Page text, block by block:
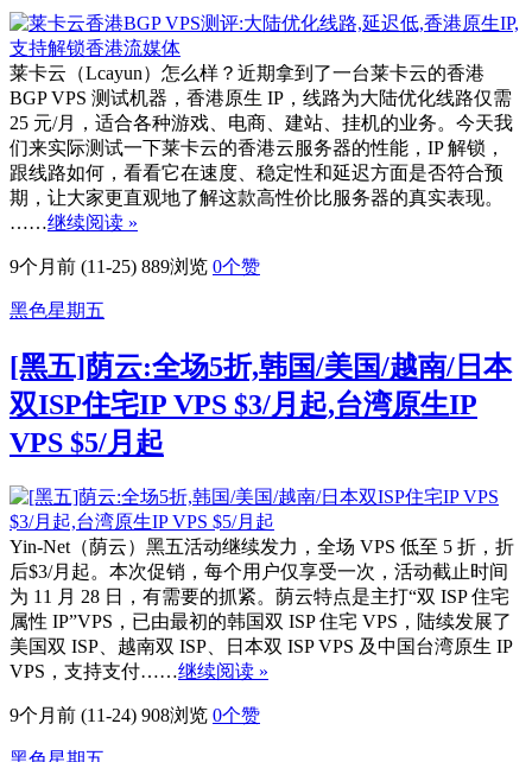
莱卡云（Lcayun）怎么样？近期拿到了一台莱卡云的香港
BGP VPS 测试机器，香港原生 IP，线路为大陆优化线路仅需
25 元/月，适合各种游戏、电商、建站、挂机的业务。今天我
们来实际测试一下莱卡云的香港云服务器的性能，IP 解锁，
跟线路如何，看看它在速度、稳定性和延迟方面是否符合预
期，让大家更直观地了解这款高性价比服务器的真实表现。
……继续阅读 »
9个月前 (11-25) 889浏览 0个赞
黑色星期五
[黑五]荫云:全场5折,韩国/美国/越南/日本
双ISP住宅IP VPS $3/月起,台湾原生IP
VPS $5/月起
Yin-Net（荫云）黑五活动继续发力，全场 VPS 低至 5 折，折
后$3/月起。本次促销，每个用户仅享受一次，活动截止时间
为 11 月 28 日，有需要的抓紧。荫云特点是主打“双 ISP 住宅
属性 IP”VPS，已由最初的韩国双 ISP 住宅 VPS，陆续发展了
美国双 ISP、越南双 ISP、日本双 ISP VPS 及中国台湾原生 IP
VPS，支持支付……继续阅读 »
9个月前 (11-24) 908浏览 0个赞